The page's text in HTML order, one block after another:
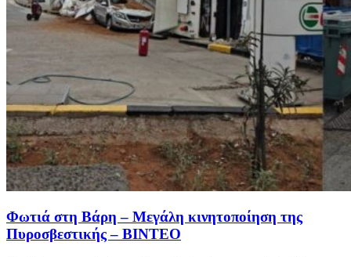
Φωτιά στη Βάρη – Μεγάλη κινητοποίηση της
Πυροσβεστικής – ΒΙΝΤΕΟ